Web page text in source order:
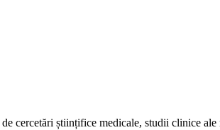
cercetări științifice medicale, studii clinice ale